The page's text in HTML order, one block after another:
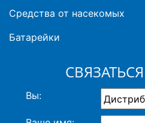
Средства от насекомых
Батарейки
Вы: